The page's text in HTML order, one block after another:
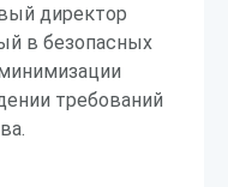
директор
в безопасных
требований